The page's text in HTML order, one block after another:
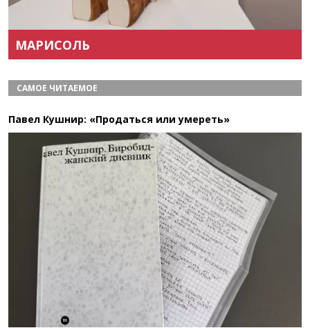
МАРИСОЛЬ
САМОЕ ЧИТАЕМОЕ
Павел Кушнир: «Продаться или умереть»